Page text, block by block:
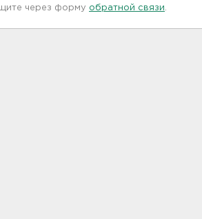
через форму обратной связи